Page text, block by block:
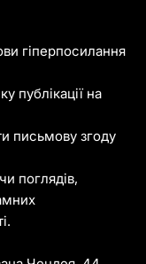
гіперпосилання
публікації на
письмову згоду
поглядів,